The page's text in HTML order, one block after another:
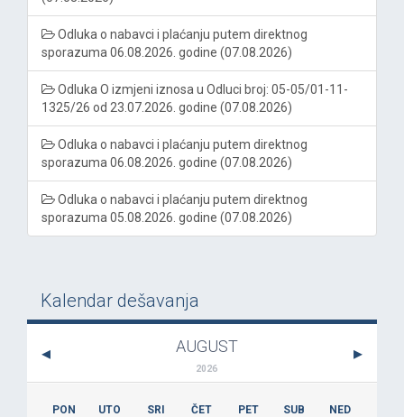
Odluka o nabavci i plaćanju putem direktnog
sporazuma 06.08.2026. godine (07.08.2026)
Odluka O izmjeni iznosa u Odluci broj: 05-05/01-11-
1325/26 od 23.07.2026. godine (07.08.2026)
Odluka o nabavci i plaćanju putem direktnog
sporazuma 06.08.2026. godine (07.08.2026)
Odluka o nabavci i plaćanju putem direktnog
sporazuma 05.08.2026. godine (07.08.2026)
Kalendar dešavanja
AUGUST
2026
PON UTO SRI ČET PET SUB NED